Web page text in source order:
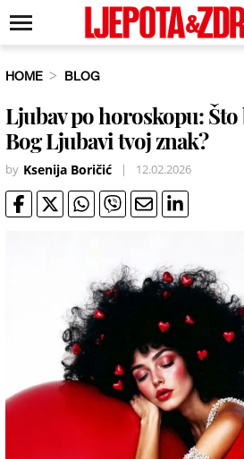
HOME BLOG
Ljubav po horoskopu: Što
Bog Ljubavi tvoj znak?
by Ksenija Boričić | 12.02.2026